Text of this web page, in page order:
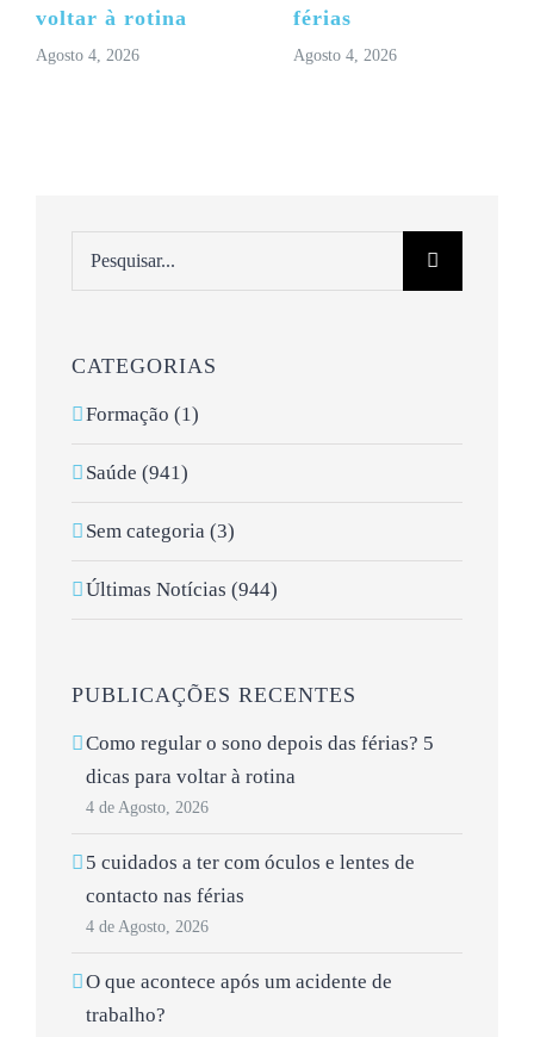
voltar à rotina
Agosto 4, 2026
férias
Agosto 4, 2026
CATEGORIAS
Formação (1)
Saúde (941)
Sem categoria (3)
Últimas Notícias (944)
PUBLICAÇÕES RECENTES
Como regular o sono depois das férias? 5
dicas para voltar à rotina
4 de Agosto, 2026
5 cuidados a ter com óculos e lentes de
contacto nas férias
4 de Agosto, 2026
O que acontece após um acidente de
trabalho?